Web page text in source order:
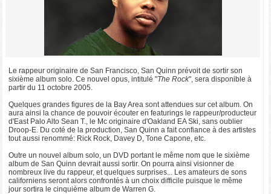
Le rappeur originaire de San Francisco, San Quinn prévoit de sortir son
sixième album solo. Ce nouvel opus, intitulé "The Rock", sera disponible à
partir du 11 octobre 2005.
Quelques grandes figures de la Bay Area sont attendues sur cet album. On
aura ainsi la chance de pouvoir écouter en featurings le rappeur/producteur
d'East Palo Alto Sean T., le Mc originaire d'Oakland EA Ski, sans oublier
Droop-E. Du coté de la production, San Quinn a fait confiance à des artistes
tout aussi renommé: Rick Rock, Davey D, Tone Capone, etc.
Outre un nouvel album solo, un DVD portant le même nom que le sixième
album de San Quinn devrait aussi sortir. On pourra ainsi visionner de
nombreux live du rappeur, et quelques surprises... Les amateurs de sons
californiens seront alors confrontés à un choix difficile puisque le même
jour sortira le cinquième album de Warren G.